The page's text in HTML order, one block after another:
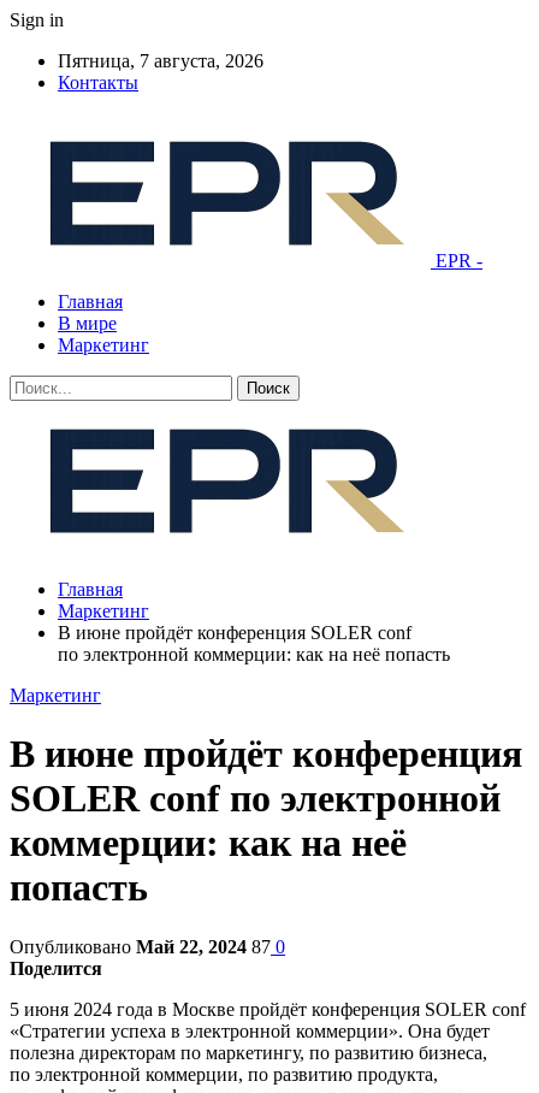
Sign in
Пятница, 7 августа, 2026
Контакты
EPR -
Главная
В мире
Маркетинг
Главная
Маркетинг
В июне пройдёт конференция SOLER conf
по электронной коммерции: как на неё попасть
Маркетинг
В июне пройдёт конференция
SOLER conf по электронной
коммерции: как на неё
попасть
Опубликовано Май 22, 2024 87 0
Поделится
5 июня 2024 года в Москве пройдёт конференция SOLER conf
«Стратегии успеха в электронной коммерции». Она будет
полезна директорам по маркетингу, по развитию бизнеса,
по электронной коммерции, по развитию продукта,